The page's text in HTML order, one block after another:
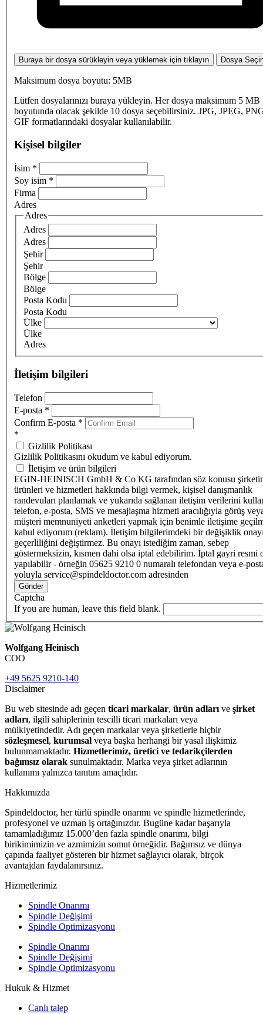
Buraya bir dosya sürükleyin veya yüklemek için tıklayın Dosya
Maksimum dosya boyutu: 5MB
Lütfen dosyalarınızı buraya yükleyin. Her dosya maksimum 5 MB
boyutunda olacak şekilde 10 dosya seçebilirsiniz. JPG, JPEG,
GIF formatlarındaki dosyalar kullanılabilir.
Kişisel bilgiler
İsim *
Soy isim *
Firma
Adres
Adres
Adres
Adres
Şehir
Şehir
Bölge
Bölge
Posta Kodu
Posta Kodu
Ülke
Ülke
Adres
İletişim bilgileri
Telefon
E-posta *
Confirm E-posta *
*
Gizlilik Politikası
Gizlilik Politikasını okudum ve kabul ediyorum.
İletişim ve ürün bilgileri
EGIN-HEINISCH GmbH & Co KG tarafından söz konusu
ürünleri ve hizmetleri hakkında bilgi vermek, kişisel danışmanlık
randevuları planlamak ve yukarıda sağlanan iletişim verilerini
telefon, e-posta, SMS ve mesajlaşma hizmeti aracılığıyla görüş
müşteri memnuniyeti anketleri yapmak için benimle iletişime
kabul ediyorum (reklam). İletişim bilgilerimdeki bir değişiklik
geçerliliğini değiştirmez. Bu onayı istediğim zaman, sebep
göstermeksizin, kısmen dahi olsa iptal edebilirim. İptal gayri resmi
yapılabilir - örneğin 05625 9210 0 numaralı telefondan veya e-
yoluyla service@spindeldoctor.com adresinden
Gönder
Captcha
If you are human, leave this field blank.
Wolfgang Heinisch
COO
+49 5625 9210-140
Disclaimer
Bu web sitesinde adı geçen ticari markalar, ürün adları ve şirket
adları, ilgili sahiplerinin tescilli ticari markaları veya
mülkiyetindedir. Adı geçen markalar veya şirketlerle hiçbir
sözleşmesel, kurumsal veya başka herhangi bir yasal ilişkimiz
bulunmamaktadır. Hizmetlerimiz, üretici ve tedarikçilerden
bağımsız olarak sunulmaktadır. Marka veya şirket adlarının
kullanımı yalnızca tanıtım amaçlıdır.
Hakkımızda
Spindeldoctor, her türlü spindle onarımı ve spindle hizmetlerinde,
profesyonel ve uzman iş ortağınızdır. Bugüne kadar başarıyla
tamamladığımız 15.000’den fazla spindle onarımı, bilgi
birikimimizin ve azmimizin somut örneğidir. Bağımsız ve dünya
çapında faaliyet gösteren bir hizmet sağlayıcı olarak, birçok
avantajdan faydalanırsınız.
Hizmetlerimiz
Spindle Onarımı
Spindle Değişimi
Spindle Optimizasyonu
Spindle Onarımı
Spindle Değişimi
Spindle Optimizasyonu
Hukuk & Hizmet
Canlı talep